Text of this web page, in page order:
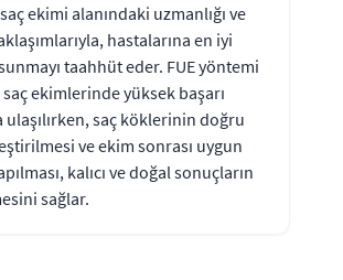
ekimi alanındaki uzmanlığı ve
hastalarına en iyi
taahhüt eder. FUE yöntemi
saç ekimlerinde yüksek başarı
ulaşılırken, saç köklerinin doğru
ve ekim sonrası uygun
kalıcı ve doğal sonuçların
sağlar.